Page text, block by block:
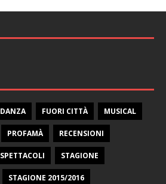
DANZA FUORI CITTÀ MUSICAL
PROFAMÀ RECENSIONI
SPETTACOLI STAGIONE
STAGIONE 2015/2016